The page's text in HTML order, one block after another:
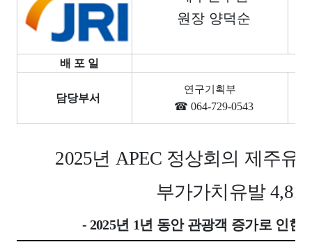
원장 양덕순
배 포 일
담당부서
연구기획부
☎ 064-729-0543
2025년 APEC 정상회의 제주유
부가가치유발4,812
- 2025년 1년 동안 관광객 증가로 인한